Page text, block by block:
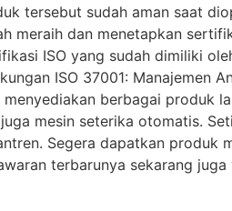
tersebut sudah aman saat
meraih dan menetapkan
ISO yang sudah dimiliki
ISO 37001: Manajemen
menyediakan berbagai produk
mesin seterika otomatis.
Segera dapatkan produk
terbarunya sekarang